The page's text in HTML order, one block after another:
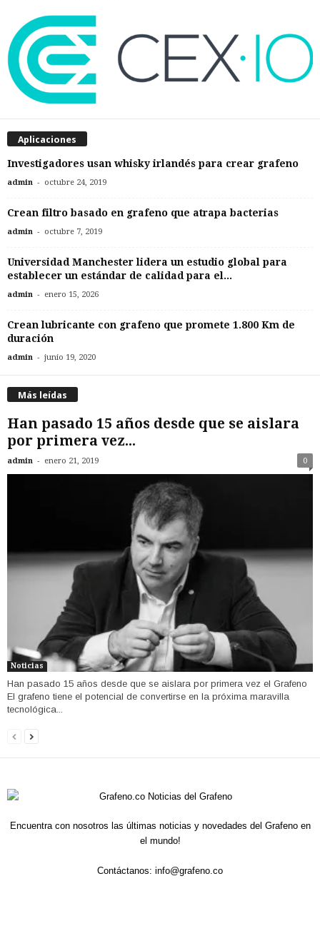
Aplicaciones
Investigadores usan whisky irlandés para crear grafeno
admin - octubre 24, 2019
Crean filtro basado en grafeno que atrapa bacterias
admin - octubre 7, 2019
Universidad Manchester lidera un estudio global para
establecer un estándar de calidad para el...
admin - enero 15, 2026
Crean lubricante con grafeno que promete 1.800 Km de
duración
admin - junio 19, 2020
Más leídas
Han pasado 15 años desde que se aislara
por primera vez...
admin - enero 21, 2019 0
Noticias
Han pasado 15 años desde que se aislara por primera vez el Grafeno
El grafeno tiene el potencial de convertirse en la próxima maravilla
tecnológica...
Encuentra con nosotros las últimas noticias y novedades del Grafeno en
el mundo!
Contáctanos: info@grafeno.co